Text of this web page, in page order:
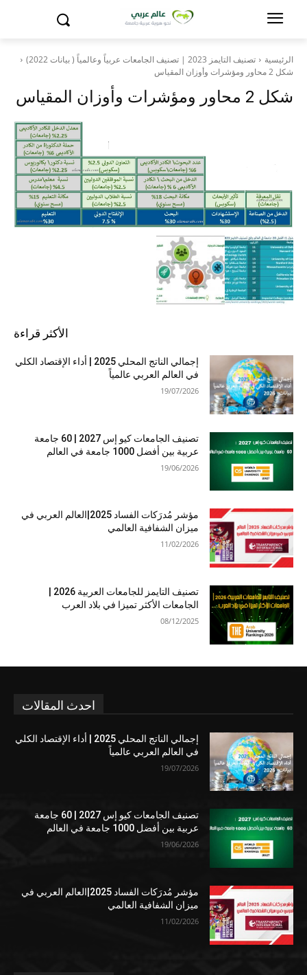
الرئيسية
تصنيف التايمز 2023 | تصنيف الجامعات عربياً وعالمياً ( بيانات 2022)
شكل 2 محاور ومؤشرات وأوزان المقياس
شكل 2 محاور ومؤشرات وأوزان المقياس
الأكثر قراءة
إجمالي الناتج المحلي 2025 | أداء الإقتصاد الكلي
في العالم العربي عالمياً
19/07/2026
تصنيف الجامعات كيو إس 2027 | 60 جامعة
عربية بين أفضل 1000 جامعة في العالم
19/06/2026
مؤشر مُدرَكات الفساد 2025|العالم العربي في
ميزان الشفافية العالمي
11/02/2026
الجامعات الأكثر تميزا في بلاد العرب
08/12/2025
احدث المقالات
إجمالي الناتج المحلي 2025 | أداء الإقتصاد الكلي
في العالم العربي عالمياً
19/07/2026
تصنيف الجامعات كيو إس 2027 | 60 جامعة
عربية بين أفضل 1000 جامعة في العالم
19/06/2026
مؤشر مُدرَكات الفساد 2025|العالم العربي في
ميزان الشفافية العالمي
11/02/2026